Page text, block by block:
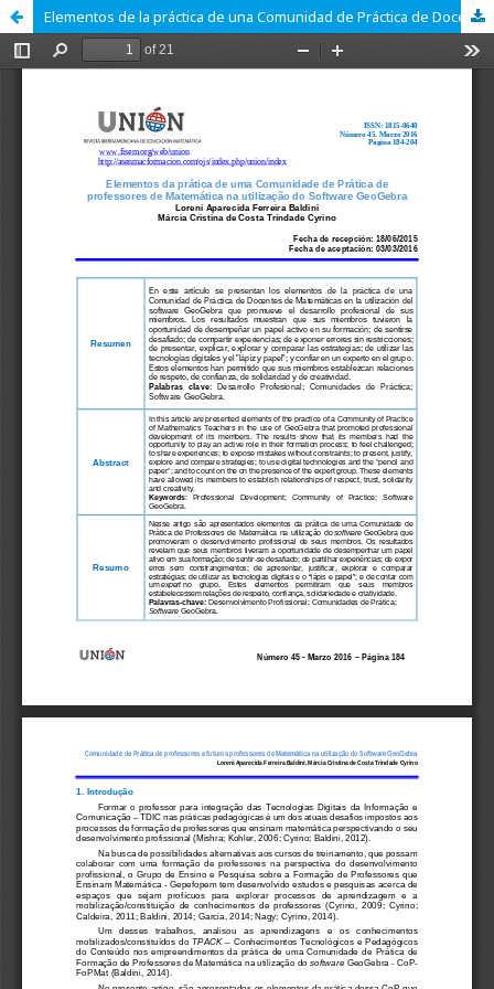
Elementos de la práctica de una Comunidad de Práctica de Docentes de Matemáticas en el uso del Software GeoGebra